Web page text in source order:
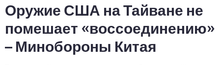
Оружие США на Тайване не
помешает «воссоединению»
– Минобороны Китая